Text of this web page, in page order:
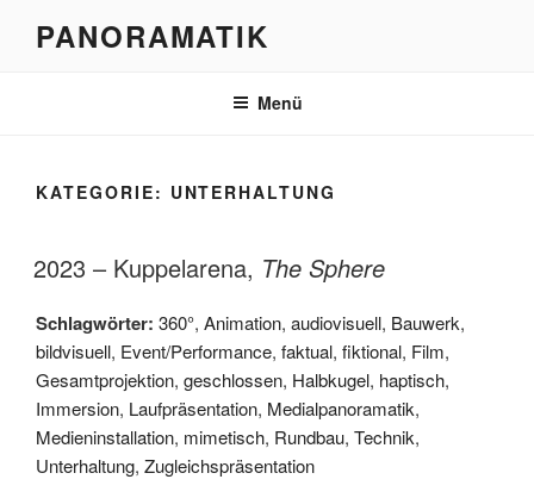
InhaltPANORAMATIK
Menü
KATEGORIE: UNTERHALTUNG
2023 – Kuppelarena, The Sphere
Schlagwörter: 360°, Animation, audiovisuell, Bauwerk,
bildvisuell, Event/Performance, faktual, fiktional, Film,
Gesamtprojektion, geschlossen, Halbkugel, haptisch,
Immersion, Laufpräsentation, Medialpanoramatik,
Medieninstallation, mimetisch, Rundbau, Technik,
Unterhaltung, Zugleichspräsentation